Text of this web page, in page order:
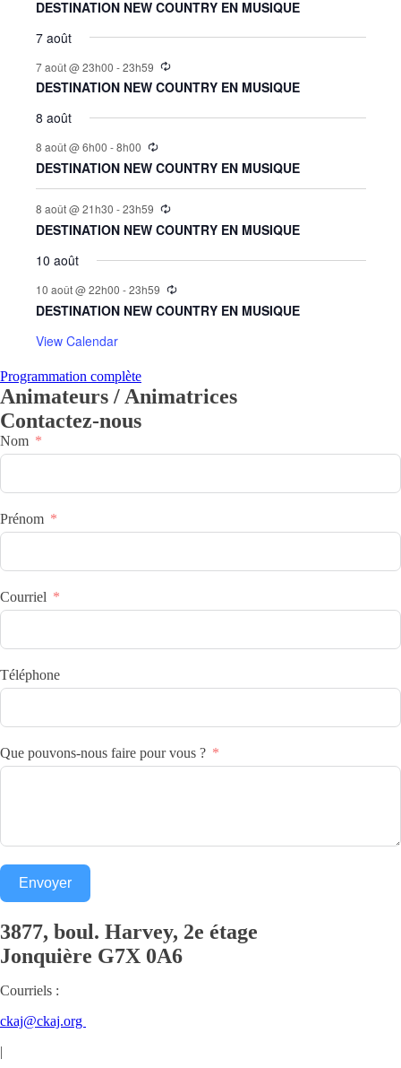
DESTINATION NEW COUNTRY EN MUSIQUE
7 août
7 août @ 23h00 -23h59
DESTINATION NEW COUNTRY EN MUSIQUE
8 août
8 août @ 6h00 -8h00
DESTINATION NEW COUNTRY EN MUSIQUE
8 août @ 21h30 -23h59
DESTINATION NEW COUNTRY EN MUSIQUE
10 août
10 août @ 22h00 -23h59
DESTINATION NEW COUNTRY EN MUSIQUE
View Calendar
Programmation complète
Animateurs / Animatrices
Contactez-nous
Nom
Prénom
Courriel
Téléphone
Que pouvons-nous faire pour vous ?
Envoyer
3877, boul. Harvey, 2e étage
Jonquière G7X 0A6
Courriels :
ckaj@ckaj.org
|